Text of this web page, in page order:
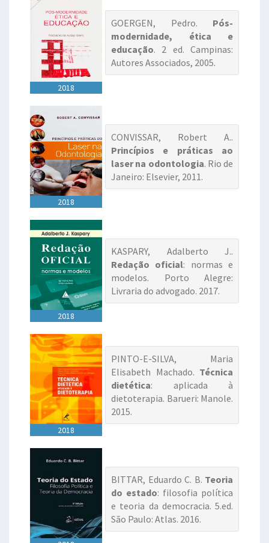
2018
GOERGEN, Pedro. Pós-
modernidade, ética e
educação. 2 ed. Campinas:
Autores Associados, 2005.
2018
CONVISSAR, Robert A..
Princípios e práticas ao
laser na odontologia. Rio de
Janeiro: Elsevier, 2011.
2018
KASPARY, Adalberto J..
Redação oficial: normas e
modelos. Porto Alegre:
Livraria do advogado. 2017.
2018
PINTO-E-SILVA, Maria
Elisabeth Machado. Técnica
dietética: aplicada à
dietoterapia. Barueri: Manole.
2015.
BITTAR, Eduardo C. B. Teoria
do estado: filosofia política
e teoria da democracia. 5.ed.
São Paulo: Atlas. 2016.